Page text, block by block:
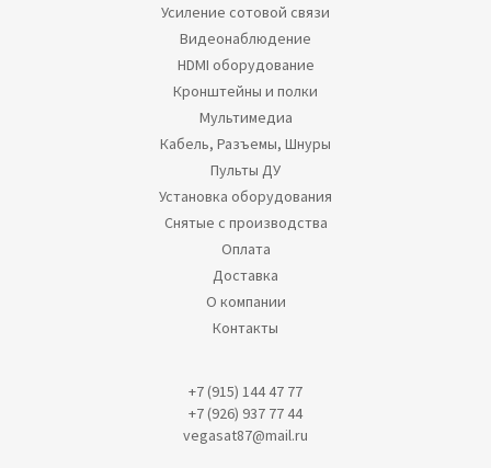
Усиление сотовой связи
Видеонаблюдение
HDMI оборудование
Кронштейны и полки
Мультимедиа
Кабель, Разъемы, Шнуры
Пульты ДУ
Установка оборудования
Снятые с производства
Оплата
Доставка
О компании
Контакты
+7 (915) 144 47 77
+7 (926) 937 77 44
vegasat87@mail.ru